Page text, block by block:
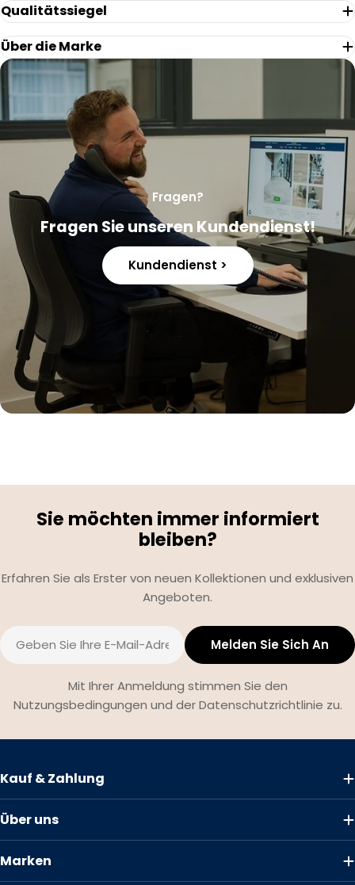
Die mit * gekennzeichneten Felder sind Pflichtfelder.
Fragen?
Fragen Sie unseren Kundendienst!
Kundendienst >
Qualitätssiegel
Über die Marke
Sie möchten immer informiert
bleiben?
Erfahren Sie als Erster von neuen Kollektionen und exklusiven
Angeboten.
E-
Mail
Melden Sie Sich An
Mit Ihrer Anmeldung stimmen Sie den
Nutzungsbedingungen und der Datenschutzrichtlinie zu.
Kauf & Zahlung
Über uns
Marken